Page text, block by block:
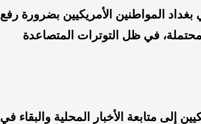
المواطنين الأمريكيين بضرورة رفع
في ظل التوترات المتصاعدة
إلى متابعة الأخبار المحلية والبقاء في